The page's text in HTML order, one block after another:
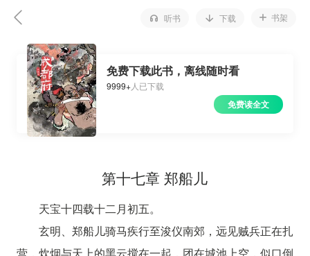
听书 下载 书架
免费下载此书，离线随时看
9999+人已下载
免费读全文
第十七章 郑船儿
天宝十四载十二月初五。
玄明、郑船儿骑马疾行至浚仪南郊，远见贼兵正在扎